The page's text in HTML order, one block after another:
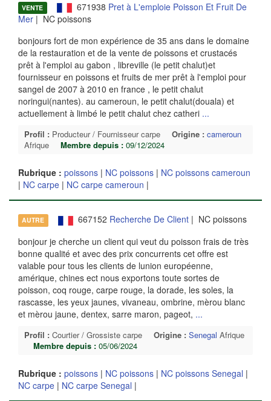
VENTE 671938 Pret à L'emploie Poisson Et Fruit De
Mer | NC poissons
bonjours fort de mon expérience de 35 ans dans le domaine
de la restauration et de la vente de poissons et crustacés
prêt à l'emploi au gabon , libreville (le petit chalut)et
fournisseur en poissons et fruits de mer prêt à l'emploi pour
sangel de 2007 à 2010 en france , le petit chalut
noringui(nantes). au cameroun, le petit chalut(douala) et
actuellement à limbé le petit chalut chez catheri ...
Profil : Producteur / Fournisseur carpe Origine : cameroun
Afrique
Membre depuis : 09/12/2024
Rubrique : poissons | NC poissons | NC poissons cameroun
| NC carpe | NC carpe cameroun |
AUTRE 667152 Recherche De Client| NC poissons
bonjour je cherche un client qui veut du poisson frais de très
bonne qualité et avec des prix concurrents cet offre est
valable pour tous les clients de lunion européenne,
amérique, chines ect nous exportons toute sortes de
poisson, coq rouge, carpe rouge, la dorade, les soles, la
rascasse, les yeux jaunes, vivaneau, ombrine, mèrou blanc
et mèrou jaune, dentex, sarre maron, pageot, ...
Profil : Courtier / Grossiste carpe Origine : Senegal Afrique
Membre depuis : 05/06/2024
Rubrique : poissons | NC poissons | NC poissons Senegal |
NC carpe | NC carpe Senegal |